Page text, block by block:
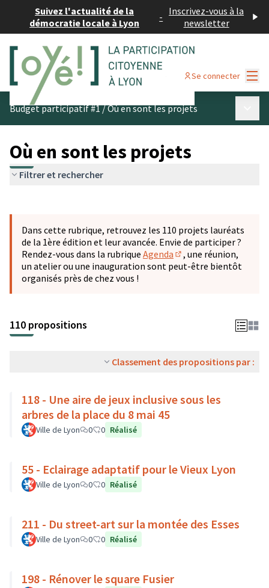
Suivez l'actualité de la
démocratie locale à Lyon
- Inscrivez-vous à la
newsletter
Se connecter
Budget participatif #1/Où en sont les projets
Où en sont les projets
Filtrer et rechercher
−
Dans cette rubrique, retrouvez les 110 projets lauréats
de la 1ère édition et leur avancée. Envie de participer ?
Rendez-vous dans la rubrique Agenda
(S'ouvre dans un
, une réunion,
un atelier ou une inauguration sont peut-être bientôt
organisés près de chez vous !
110 propositions
Classement des propositions par :
118 - Une aire de jeux inclusive sous les
arbres de la place du 8 mai 45
Ville de Lyon 0 0 Réalisé
55 - Eclairage adaptatif pour le Vieux Lyon
Ville de Lyon 0 0 Réalisé
211 - Du street-art sur la montée des Esses
Ville de Lyon 0 0 Réalisé
198 - Rénover le square Fusier